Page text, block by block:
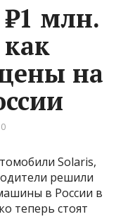
млн.
на
Solaris,
решили
в России в
теперь стоят